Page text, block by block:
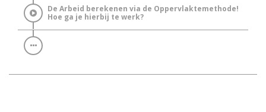
De Arbeid berekenen via de Oppervlaktemethode!
Hoe ga je hierbij te werk?